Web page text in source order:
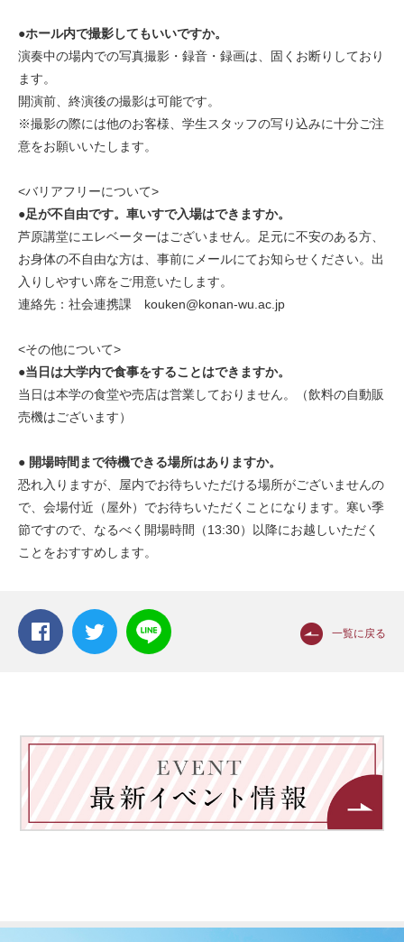
●ホール内で撮影してもいいですか。
演奏中の場内での写真撮影・録音・録画は、固くお断りしており
ます。
開演前、終演後の撮影は可能です。
※撮影の際には他のお客様、学生スタッフの写り込みに十分ご注
意をお願いいたします。
<バリアフリーについて>
●足が不自由です。車いすで入場はできますか。
芦原講堂にエレベーターはございません。足元に不安のある方、
お身体の不自由な方は、事前にメールにてお知らせください。出
入りしやすい席をご用意いたします。
連絡先：社会連携課 kouken@konan-wu.ac.jp
<その他について>
●当日は大学内で食事をすることはできますか。
当日は本学の食堂や売店は営業しておりません。（飲料の自動販
売機はございます）
● 開場時間まで待機できる場所はありますか。
恐れ入りますが、屋内でお待ちいただける場所がございませんの
で、会場付近（屋外）でお待ちいただくことになります。寒い季
節ですので、なるべく開場時間（13:30）以降にお越しいただく
ことをおすすめします。
一覧に戻る